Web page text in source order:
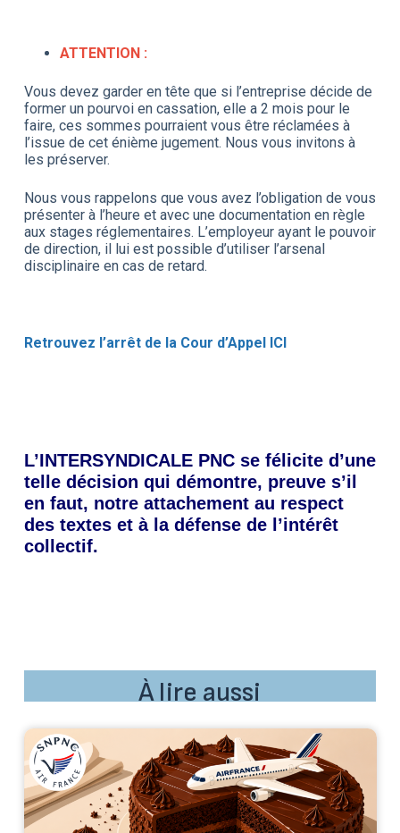
ATTENTION :
Vous devez garder en tête que si l’entreprise décide de
former un pourvoi en cassation, elle a 2 mois pour le
faire, ces sommes pourraient vous être réclamées à
l’issue de cet énième jugement. Nous vous invitons à
les préserver.
Nous vous rappelons que vous avez l’obligation de vous
présenter à l’heure et avec une documentation en règle
aux stages réglementaires. L’employeur ayant le pouvoir
de direction, il lui est possible d’utiliser l’arsenal
disciplinaire en cas de retard.
Retrouvez l’arrêt de la Cour d’Appel ICI
L’INTERSYNDICALE PNC se félicite d’une
telle décision qui démontre, preuve s’il
en faut, notre attachement au respect
des textes et à la défense de l’intérêt
collectif.
À lire aussi